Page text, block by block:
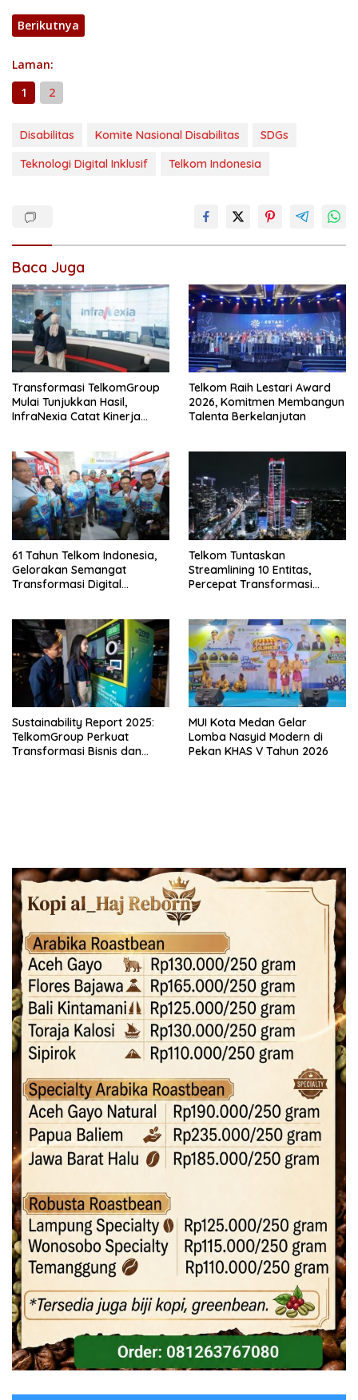
Berikutnya
Laman:
1
2
Disabilitas Komite Nasional Disabilitas
SDGs
Teknologi Digital Inklusif
Telkom Indonesia
Baca Juga
Transformasi TelkomGroup
Mulai Tunjukkan Hasil,
InfraNexia Catat Kinerja
Telkom Raih Lestari Award
2026, Komitmen Membangun
Talenta Berkelanjutan
61 Tahun Telkom Indonesia,
Gelorakan Semangat
Transformasi Digital
Telkom Tuntaskan
Streamlining 10 Entitas,
Percepat Transformasi
Sustainability Report 2025:
TelkomGroup Perkuat
Transformasi Bisnis dan
MUI Kota Medan Gelar
Lomba Nasyid Modern di
Pekan KHAS V Tahun 2026